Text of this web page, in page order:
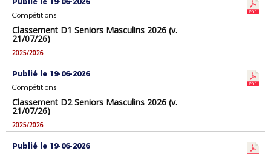
Compétitions
Classement D1 Seniors Masculins 2026 (v.
21/07/26)
2025/2026
Publié le 19-06-2026
Compétitions
Classement D2 Seniors Masculins 2026 (v.
21/07/26)
2025/2026
Publié le 19-06-2026